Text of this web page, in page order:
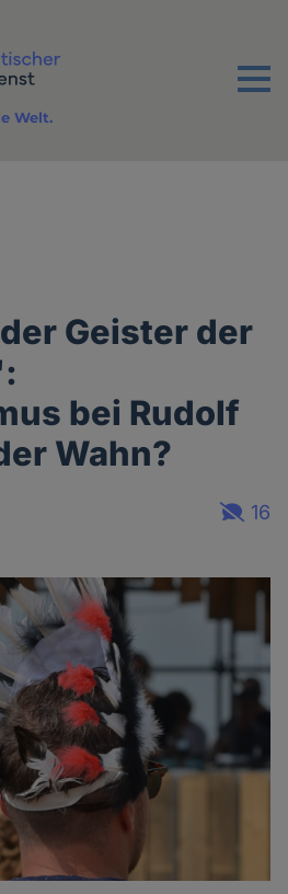
Menu
Welt.
Geister der
bei Rudolf
Wahn?
16